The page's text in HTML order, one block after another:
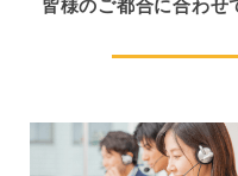
皆様のご都合に合わせ